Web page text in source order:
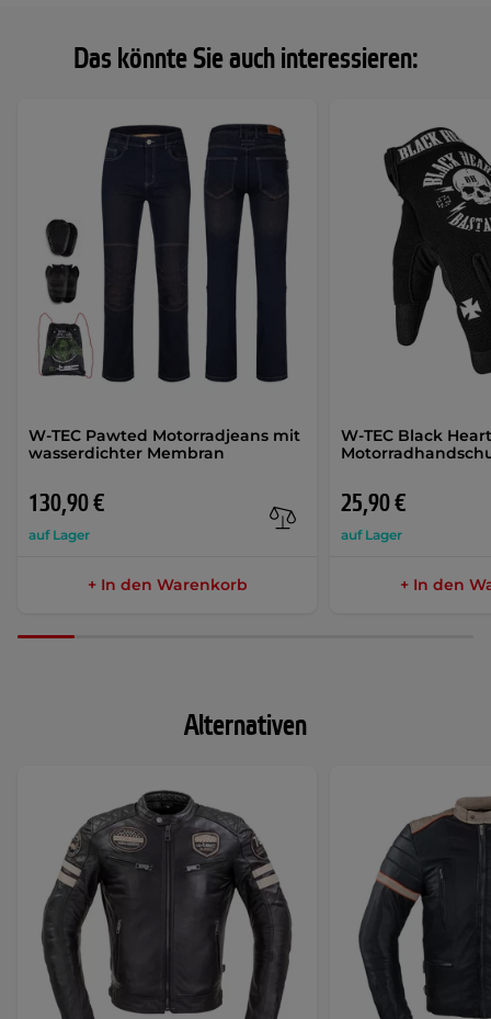
Das könnte Sie auch interessieren:
W-TEC Pawted Motorradjeans mit
wasserdichter Membran
130,90 €
auf Lager
+ In den Warenkorb
W-TEC Black
25,90 €
auf Lager
+ In den
Alternativen